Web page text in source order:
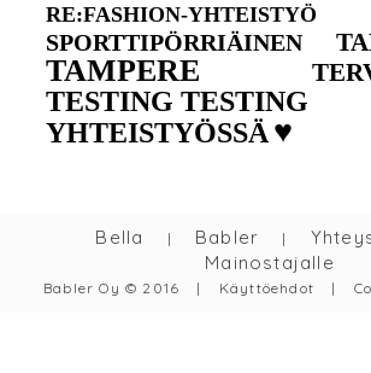
RE:FASHION-YHTEISTYÖ
SPORTTIPÖRRIÄINEN
TAMPERE
TESTING TESTING
YHTEISTYÖSSÄ ♥
Bella | Babler |
Mainostajalle
Babler Oy © 2016 | Käyttöehdot |